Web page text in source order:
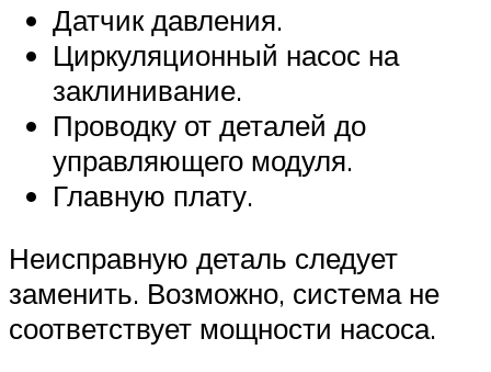
Датчик давления.
Циркуляционный насос на
заклинивание.
Проводку от деталей до
управляющего модуля.
Главную плату.
Неисправную деталь следует
заменить. Возможно, система не
соответствует мощности насоса.